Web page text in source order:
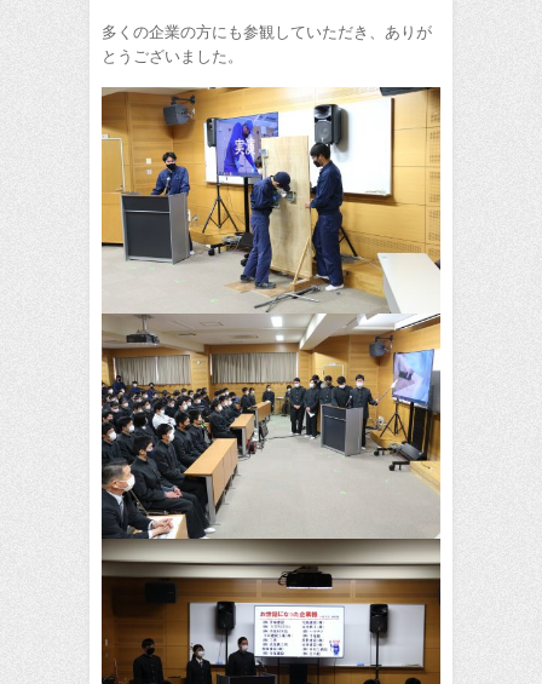
多くの企業の方にも参観していただき、ありが
とうございました。